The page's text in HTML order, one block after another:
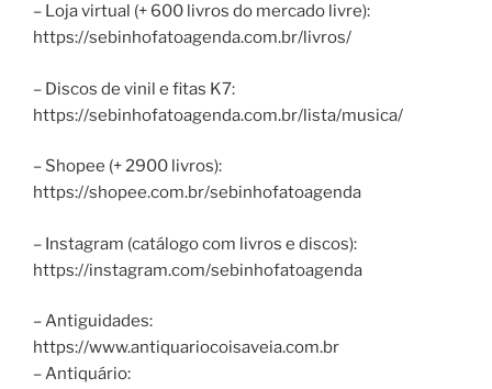
– Loja virtual (+ 600 livros do mercado livre):
https://sebinhofatoagenda.com.br/livros/
– Discos de vinil e fitas K7:
https://sebinhofatoagenda.com.br/lista/musica/
– Shopee (+ 2900 livros):
https://shopee.com.br/sebinhofatoagenda
– Instagram (catálogo com livros e discos):
https://instagram.com/sebinhofatoagenda
– Antiguidades:
https://www.antiquariocoisaveia.com.br
– Antiquário: